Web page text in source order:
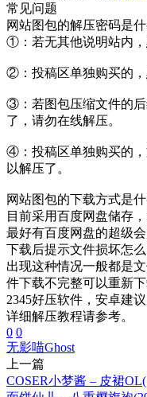
常见问题
网站图包的解压密码是什
①：若无其他说明站内，
②：投稿区单独购买的，
③：若图包压缩文件的后
了，请勿在线解压。
④：投稿区单独购买的，
以解压了。
网站图包的下载方式是什
目前采用百度网盘储存
最好有百度网盘的超级
下载后提示文件损坏怎么
出现这种情况一般都是
件下载不完整可以重新
2345好压软件，安卓建
详细解压教程请参考。
0 0
无影喵Ghost
上一篇
COSER小梦酱 – 皮裙